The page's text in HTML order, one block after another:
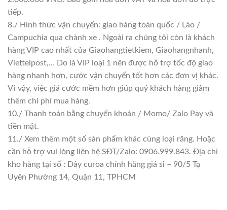
tiếp.
8./ Hình thức vận chuyển: giao hàng toàn quốc / Lào /
Campuchia qua chành xe . Ngoài ra chúng tôi còn là khách
hàng VIP cao nhất của Giaohangtietkiem, Giaohangnhanh,
Viettelpost,… Do là VIP loại 1 nên được hỗ trợ tốc độ giao
hàng nhanh hơn, cước vận chuyển tốt hơn các đơn vị khác.
Vì vậy, việc giá cước mềm hơn giúp quý khách hàng giảm
thêm chi phí mua hàng.
10./ Thanh toán bằng chuyển khoản / Momo/ Zalo Pay và
tiền mặt.
11./ Xem thêm một số sản phẩm khác cùng loại răng. Hoặc
cần hỗ trợ vui lòng liên hệ SĐT/Zalo: 0906.999.843. Địa chỉ
kho hàng tại số : Dây curoa chính hãng giá sỉ – 90/5 Tạ
Uyên Phường 14, Quận 11, TPHCM